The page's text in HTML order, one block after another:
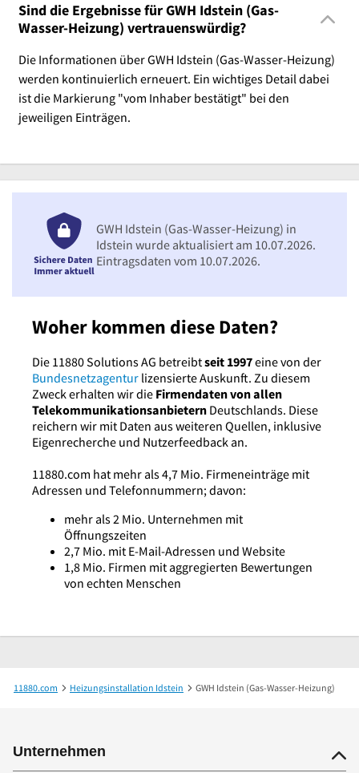
Sind die Ergebnisse für GWH Idstein (Gas-
Wasser-Heizung) vertrauenswürdig?
Die Informationen über GWH Idstein (Gas-Wasser-Heizung)
werden kontinuierlich erneuert. Ein wichtiges Detail dabei
ist die Markierung "vom Inhaber bestätigt" bei den
jeweiligen Einträgen.
Woher kommen diese Daten?
Die 11880 Solutions AG betreibtseit 1997eine von der
Bundesnetzagentur lizensierte Auskunft. Zu diesem
Zweck erhalten wir die Firmendaten von allen
Telekommunikationsanbietern Deutschlands. Diese
reichern wir mit Daten aus weiteren Quellen, inklusive
Eigenrecherche und Nutzerfeedback an.
11880.com hat mehr als 4,7 Mio. Firmeneinträge mit
Adressen und Telefonnummern; davon:
mehr als 2 Mio. Unternehmen mit
Öffnungszeiten
2,7 Mio. mit E-Mail-Adressen und Website
1,8 Mio. Firmen mit aggregierten Bewertungen
von echten Menschen
GWH Idstein (Gas-Wasser-Heizung) in
Idstein wurde aktualisiert am 10.07.2026.
Eintragsdaten vom 10.07.2026.
11880.com Heizungsinstallation Idstein GWH Idstein (Gas-Wasser-Heizung)
Unternehmen